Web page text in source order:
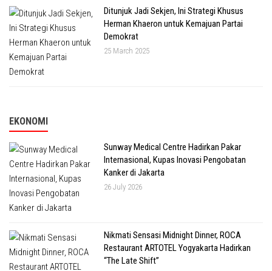
Ditunjuk Jadi Sekjen, Ini Strategi Khusus
Herman Khaeron untuk Kemajuan Partai
Demokrat
25 March 2025
EKONOMI
Sunway Medical Centre Hadirkan Pakar
Internasional, Kupas Inovasi Pengobatan
Kanker di Jakarta
26 July 2026
Nikmati Sensasi Midnight Dinner, ROCA
Restaurant ARTOTEL Yogyakarta Hadirkan
“The Late Shift”